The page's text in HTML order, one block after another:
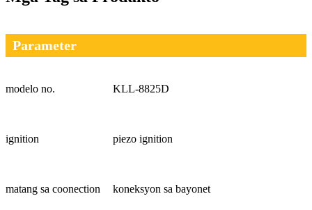
Parameter
modelo no. KLL-8825D
ignition piezo ignition
matang sa coonection koneksyon sa bayonet